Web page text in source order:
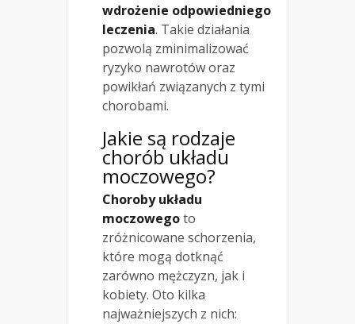
wdrożenie odpowiedniego
leczenia. Takie działania
pozwolą zminimalizować
ryzyko nawrotów oraz
powikłań związanych z tymi
chorobami.
Jakie są rodzaje
chorób układu
moczowego?
Choroby układu
moczowegoto
zróżnicowane schorzenia,
które mogą dotknąć
zarówno mężczyzn, jak i
kobiety. Oto kilka
najważniejszych z nich: